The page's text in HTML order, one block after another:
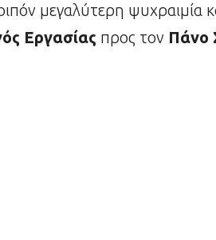
μεγαλύτερη ψυχραιμία
Εργασίας προς τον Πάνο